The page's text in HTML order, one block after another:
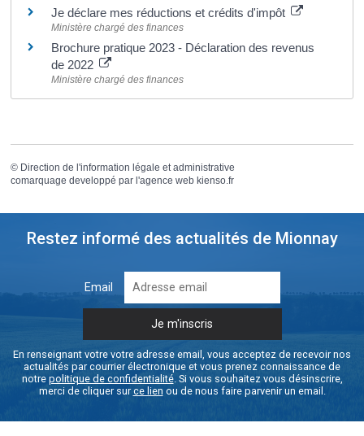
Je déclare mes réductions et crédits d'impôt
Ministère chargé des finances
Brochure pratique 2023 - Déclaration des revenus
de 2022
Ministère chargé des finances
© Direction de l'information légale et administrative
comarquage developpé par l'agence web kienso.fr
Restez informé des actualités de Mionnay
Email
En renseignant votre votre adresse email, vous acceptez de recevoir nos
actualités par courrier électronique et vous prenez connaissance de
notre politique de confidentialité. Si vous souhaitez vous désinscrire,
merci de cliquer surce lien ou de nous faire parvenir un email.